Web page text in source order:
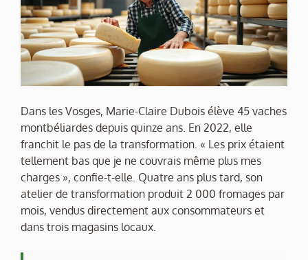
Dans les Vosges, Marie-Claire Dubois élève 45 vaches
montbéliardes depuis quinze ans. En 2022, elle
franchit le pas de la transformation. « Les prix étaient
tellement bas que je ne couvrais même plus mes
charges », confie-t-elle. Quatre ans plus tard, son
atelier de transformation produit 2 000 fromages par
mois, vendus directement aux consommateurs et
dans trois magasins locaux.